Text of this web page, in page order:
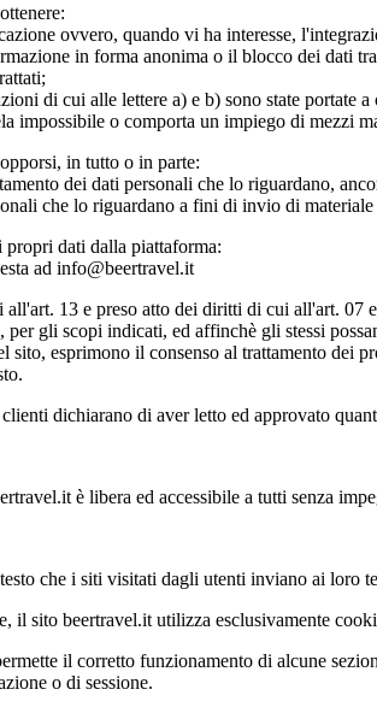
ovvero, quando vi ha interesse,
in forma anonima o il blocco dei dati
di cui alle lettere a) e b) sono state
impossibile o comporta un impiego di mezzi
in tutto o in parte:
dei dati personali che lo riguardano,
che lo riguardano a fini di invio di
dati dalla piattaforma:
ad info@beertravel.it
13 e preso atto dei diritti di cui all'art. 07
per gli scopi indicati, ed affinchè gli stessi
sito, esprimono il consenso al trattamento dei
dichiarano di aver letto ed approvato
è libera ed accessibile a tutti senza
che i siti visitati dagli utenti inviano ai loro
il sito beertravel.it utilizza esclusivamente
il corretto funzionamento di alcune
o di sessione.